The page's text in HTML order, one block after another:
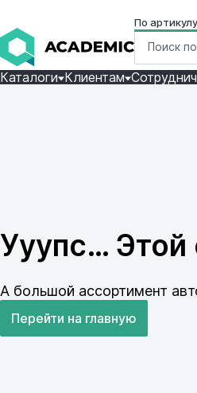
По артикулу
Каталоги Клиентам
Ууупс…
А большой ассортимент
Перейти на главную